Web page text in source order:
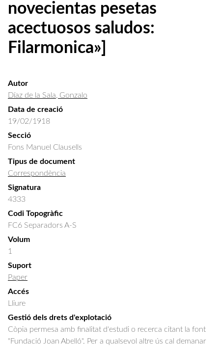
novecientas pesetas
acectuosos saludos:
Filarmonica»]
Autor
Díaz de la Sala, Gonzalo
Data de creació
19/02/1918
Secció
Fons Manuel Clausells
Tipus de document
Correspondència
Signatura
4333
Codi Topogràfic
FC6 Separadors A-S
Volum
1
Suport
Paper
Accés
Lliure
Gestió dels drets d'explotació
Còpia permesa amb finalitat d'estudi o recerca citant la font
"Fundació Joan Abelló". Per a qualsevol altre ús cal demanar